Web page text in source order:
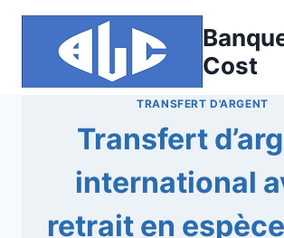
Aller
Cost
TRANSFERT D'ARGENT
Transfert
international
retrait en